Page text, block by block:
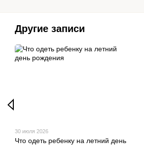
Другие записи
30 июля 2026
Что одеть ребенку на летний день